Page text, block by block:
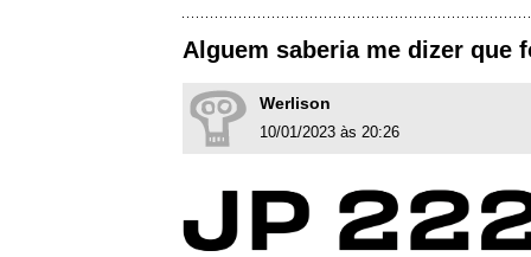
Alguem saberia me dizer que
Werlison
10/01/2023 às 20:26